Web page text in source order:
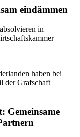
eindämmen
in
Gemeinsame